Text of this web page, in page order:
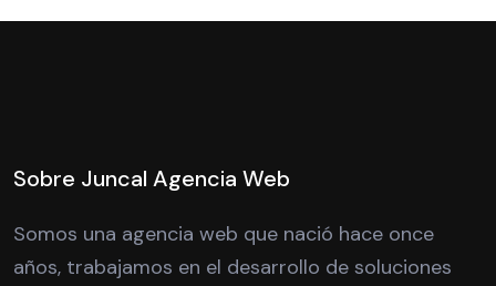
Sobre Juncal Agencia Web
Somos una agencia web que nació hace once
años, trabajamos en el desarrollo de soluciones